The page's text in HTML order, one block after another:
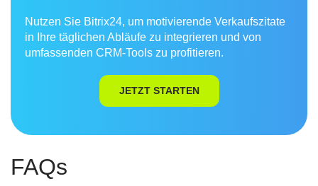
Nutzen Sie Bitrix24, um motivierende Verkaufszitate
in Ihre täglichen Abläufe zu integrieren und von
umfassenden CRM-Tools zu profitieren.
JETZT STARTEN
FAQs